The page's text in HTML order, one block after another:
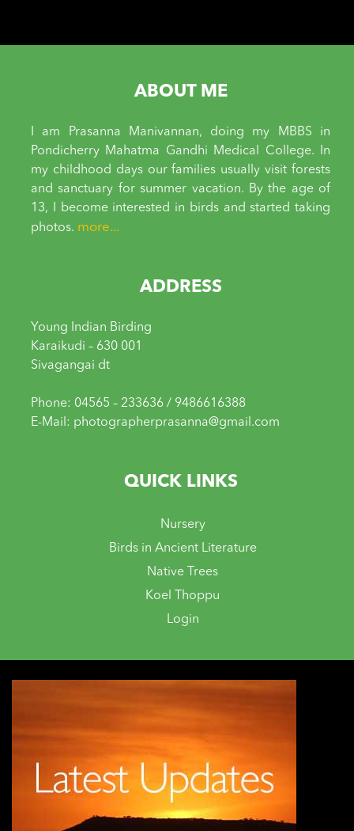
ABOUT ME
I am Prasanna Manivannan, doing my MBBS in
Pondicherry Mahatma Gandhi Medical College. In
my childhood days our families usually visit forests
and sanctuary for summer vacation. By the age of
13, I become interested in birds and started taking
photos. more...
ADDRESS
Young Indian Birding
Karaikudi – 630 001
Sivagangai dt
Phone: 04565 – 233636 / 9486616388
E-Mail: photographerprasanna@gmail.com
QUICK LINKS
Nursery
Birds in Ancient Literature
Native Trees
Koel Thoppu
Login